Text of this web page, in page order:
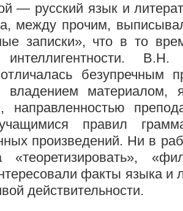
— русский язык и
между прочим,
записки», что в то
интеллигентности.
безупречным
владением материалом,
направленностью
правил
произведений. Ни в
факты языка и
действительности.